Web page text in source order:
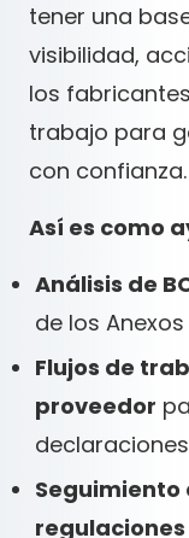
tener una
visibilidad,
los
trabajo para
con confianza.
Así es como
Análisis de
de los Anexos
Flujos de
proveedor
declaraciones
Seguimiento
regulaciones